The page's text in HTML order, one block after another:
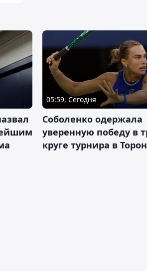
05:59, Сегодня
Соболенко одержала
уверенную победу в
круге турнира в